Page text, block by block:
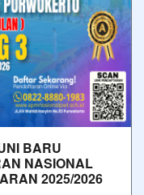
BARU
NASIONAL
2025/2026